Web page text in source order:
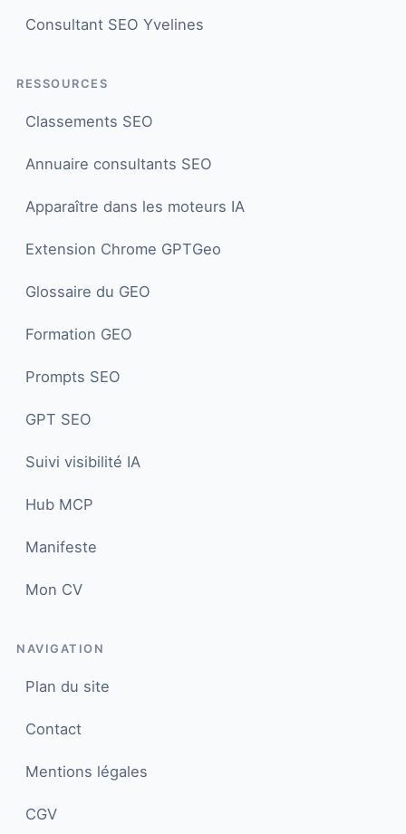
Consultant SEO Yvelines
RESSOURCES
Classements SEO
Annuaire consultants SEO
Apparaître dans les moteurs IA
Extension Chrome GPTGeo
Glossaire du GEO
Formation GEO
Prompts SEO
GPT SEO
Suivi visibilité IA
Hub MCP
Manifeste
Mon CV
NAVIGATION
Plan du site
Contact
Mentions légales
CGV
Juju bot
JG
Bonjour ! Je suis l'assistant IA de